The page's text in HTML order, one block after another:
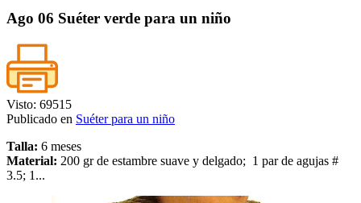
Ago 06 Suéter verde para un niño
Visto: 69515
Publicado en Suéter para un niño
Talla: 6 meses
Material: 200 gr de estambre suave y delgado; 1 par de agujas #
3.5; 1...